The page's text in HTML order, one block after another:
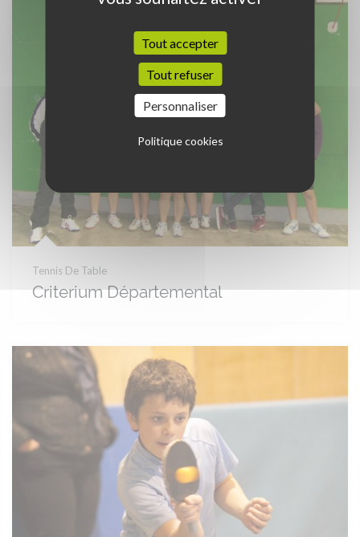
Tennis De Table
Criterium Départemental
Tout accepter
Tout refuser
Personnaliser
Politique cookies